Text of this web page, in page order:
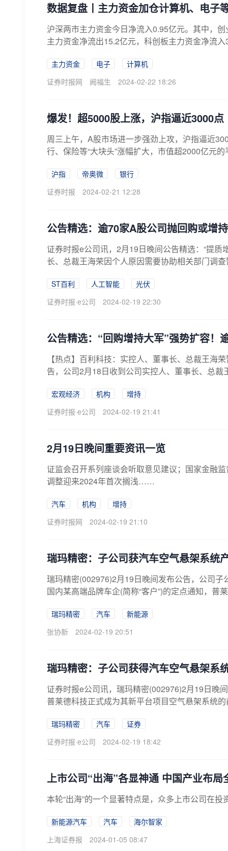
数据复盘丨主力资金加仓计算机、电子
沪深两市主力资金今日净流入0.95亿元。其中，
主力资金净流出15.2亿元，科创板主力资金净流
主力资金 电子
计算机
证券时报网
阙福生 2024-02-22 18:26
爆发！超5000股上涨，沪指逼近3000点
周三上午，A股市场进一步强劲上攻，沪指逼近
行、保险等“大块头”涨幅扩大，市值超2000亿元
沪指 帝奥微
银行
证券时报
2024-02-21 12:28
公告精选：逾70家A股公司抛回购或增
证券时报e公司讯，2月19日晚间公告精选：“提
长、总裁王海荣因个人原因需要协助相关部门调
ST百利 人工智能
光伏
证券时报·e公司
2024-02-19 22:30
公告精选：“回购增持大军”强势扩容！
【热点】百利科技：实控人、董事长、总裁王海
告，公司2月18日收到公司实控人、董事长、总
宏观经济 机构
增持
证券时报·e公司
2024-02-19 21:41
2月19日晚间重要资讯一览
证监会召开系列座谈会听取意见建议；国家金融
调整迎来2024年首次搁浅……
汽车 机构
增持
证券时报网
2024-02-19 21:10
瑞玛精密：子公司获汽车空气悬架系统
瑞玛精密(002976)2月19日晚间发布公告，公司子
国内某高端品牌车企(简称“客户”)的定点通知，
瑞玛精密 汽车
新能源
张协新
2024-02-19 20:51
瑞玛精密：子公司获得汽车空气悬架系
证券时报e公司讯，瑞玛精密(002976)2月19日晚
普莱德科技正式成为其新平台项目空气悬架系统
瑞玛精密 汽车
证券
证券时报·e公司
2024-02-19 18:42
上市公司“出海”各显神通 中国产业布局
本轮“出海”的一个显著特点是，众多上市公司在
新能源汽车 汽车
海尔智家
上海证券报
2024-01-05 08:47